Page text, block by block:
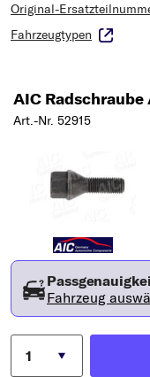
Original-
Fahrzeugtypen
AIC
Art.-Nr. 52915
Fahrzeug